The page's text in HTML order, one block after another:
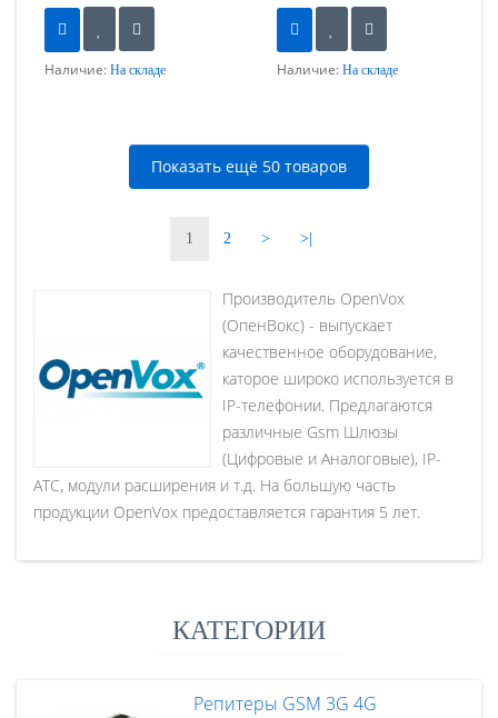
Наличие: На складе Наличие: На складе
Показать ещё 50 товаров
1 2 > >|
Производитель OpenVox
(ОпенВокс) - выпускает
качественное оборудование,
каторое широко используется в
IP-телефонии. Предлагаются
различные Gsm Шлюзы
(Цифровые и Аналоговые), IP-
АТС, модули расширения и т.д. На большую часть
продукции OpenVox предоставляется гарантия 5 лет.
КАТЕГОРИИ
Репитеры GSM 3G 4G